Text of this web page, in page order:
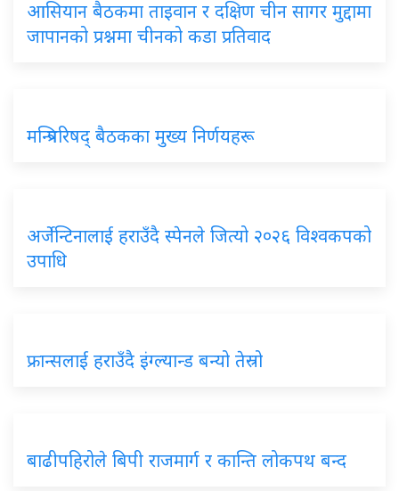
आसियान बैठकमा ताइवान र दक्षिण चीन सागर मुद्दामा
जापानको प्रश्नमा चीनको कडा प्रतिवाद
मन्त्रिपरिषद् बैठकका मुख्य निर्णयहरू
अर्जेन्टिनालाई हराउँदै स्पेनले जित्यो २०२६ विश्वकपको
उपाधि
फ्रान्सलाई हराउँदै इंग्ल्यान्ड बन्यो तेस्रो
बाढीपहिरोले बिपी राजमार्ग र कान्ति लोकपथ बन्द